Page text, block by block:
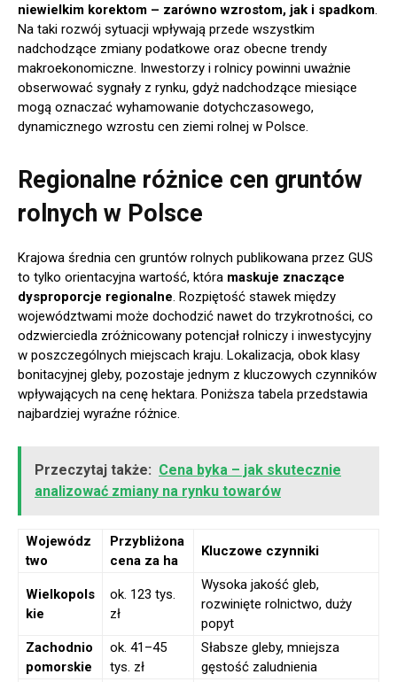
niewielkim korektom – zarówno wzrostom, jak i spadkom.
Na taki rozwój sytuacji wpływają przede wszystkim
nadchodzące zmiany podatkowe oraz obecne trendy
makroekonomiczne. Inwestorzy i rolnicy powinni uważnie
obserwować sygnały z rynku, gdyż nadchodzące miesiące
mogą oznaczać wyhamowanie dotychczasowego,
dynamicznego wzrostu cen ziemi rolnej w Polsce.
Regionalne różnice cen gruntów
rolnych w Polsce
Krajowa średnia cen gruntów rolnych publikowana przez GUS
to tylko orientacyjna wartość, która maskuje znaczące
dysproporcje regionalne. Rozpiętość stawek między
województwami może dochodzić nawet do trzykrotności, co
odzwierciedla zróżnicowany potencjał rolniczy i inwestycyjny
w poszczególnych miejscach kraju. Lokalizacja, obok klasy
bonitacyjnej gleby, pozostaje jednym z kluczowych czynników
wpływających na cenę hektara. Poniższa tabela przedstawia
najbardziej wyraźne różnice.
Przeczytaj także: Cena byka – jak skutecznie
analizować zmiany na rynku towarów
Wojewódz
two
Przybliżona
cena za ha
Kluczowe czynniki
Wielkopols
kie
ok. 123 tys.
zł
Wysoka jakość gleb,
rozwinięte rolnictwo, duży
popyt
Zachodnio
pomorskie
ok. 41–45
tys. zł
Słabsze gleby, mniejsza
gęstość zaludnienia